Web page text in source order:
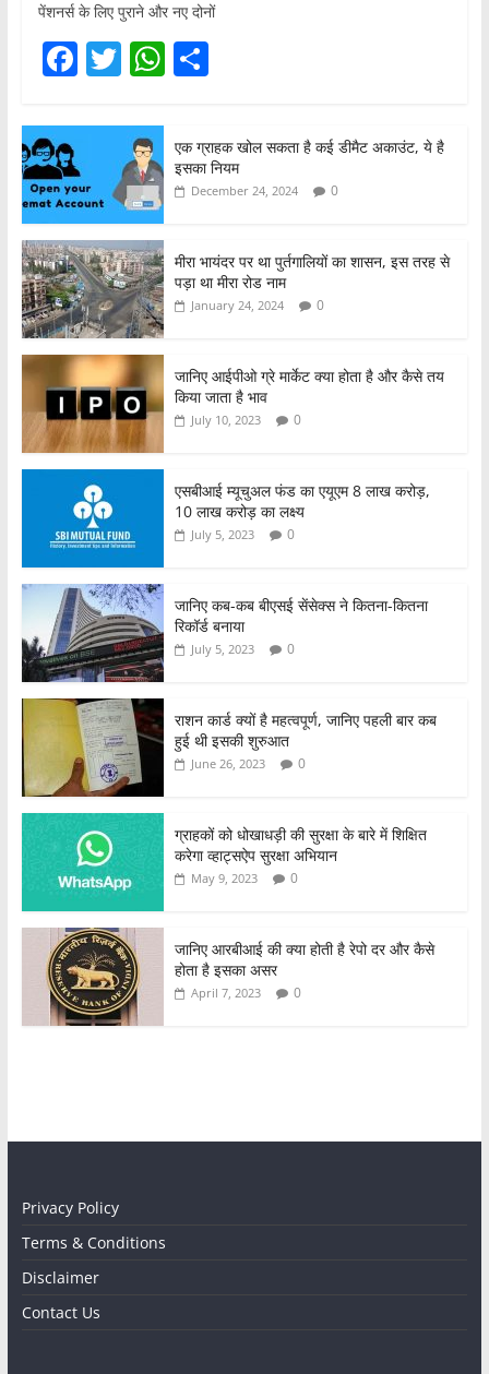
पेंशनर्स के लिए पुराने और नए दोनों
F
c
e
b
o
o
k
T
itt
er
W
s
A
p
S
e
एक ग्राहक खोल सकता है कई डीमैट अकाउंट, ये है
इसका नियम
December 24, 2024 0
मीरा भायंदर पर था पुर्तगालियों का शासन, इस तरह से
पड़ा था मीरा रोड नाम
January 24, 2024 0
जानिए आईपीओ ग्रे मार्केट क्या होता है और कैसे तय
किया जाता है भाव
July 10, 2023 0
एसबीआई म्यूचुअल फंड का एयूएम 8 लाख करोड़,
10 लाख करोड़ का लक्ष्य
July 5, 2023 0
जानिए कब-कब बीएसई सेंसेक्स ने कितना-कितना
रिकॉर्ड बनाया
July 5, 2023 0
राशन कार्ड क्यों है महत्वपूर्ण, जानिए पहली बार कब
हुई थी इसकी शुरुआत
June 26, 2023 0
ग्राहकों को धोखाधड़ी की सुरक्षा के बारे में शिक्षित
करेगा व्हाट्सऐप सुरक्षा अभियान
May 9, 2023 0
जानिए आरबीआई की क्या होती है रेपो दर और कैसे
होता है इसका असर
April 7, 2023 0
Privacy Policy
Terms & Conditions
Disclaimer
Contact Us